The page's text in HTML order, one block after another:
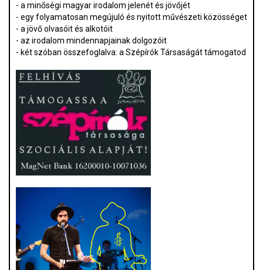
- a minőségi magyar irodalom jelenét és jövőjét
- egy folyamatosan megújuló és nyitott művészeti közösséget
- a jövő olvasóit és alkotóit
- az irodalom mindennapjainak dolgozóit
- két szóban összefoglalva: a Szépírók Társaságát támogatod